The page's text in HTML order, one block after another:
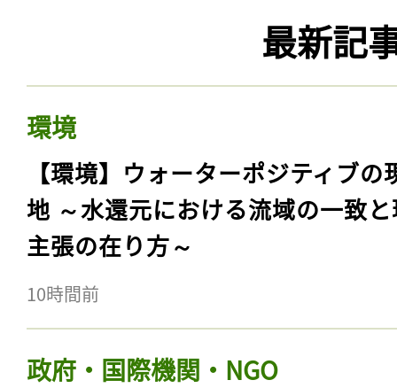
最新記
環境
【環境】ウォーターポジティブの
地 ～水還元における流域の一致
主張の在り方～
10時間前
政府・国際機関・NGO